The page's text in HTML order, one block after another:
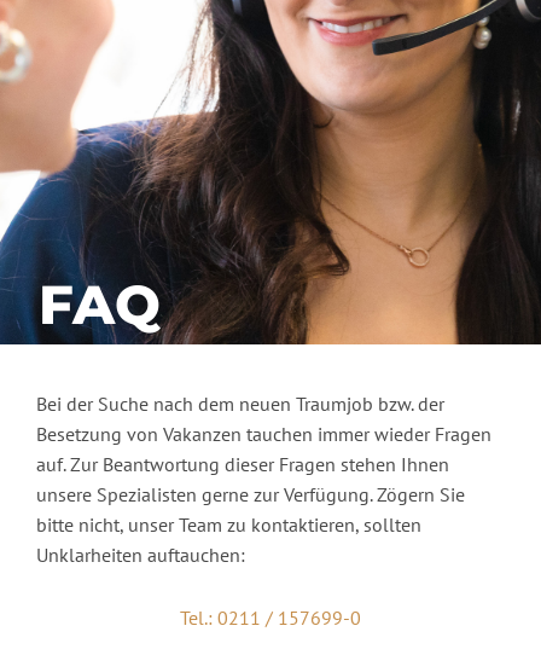
FAQ
Bei der Suche nach dem neuen Traumjob bzw. der
Besetzung von Vakanzen tauchen immer wieder Fragen
auf. Zur Beantwortung dieser Fragen stehen Ihnen
unsere Spezialisten gerne zur Verfügung. Zögern Sie
bitte nicht, unser Team zu kontaktieren, sollten
Unklarheiten auftauchen:
Tel.: 0211 / 157699-0